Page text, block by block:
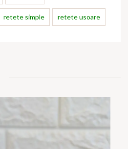
retete simple retete usoare